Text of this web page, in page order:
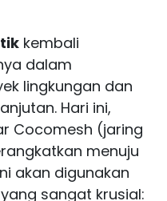
kembali
dalam
lingkungan dan
Hari ini,
Cocomesh (jaring
menuju
akan digunakan
sangat krusial: